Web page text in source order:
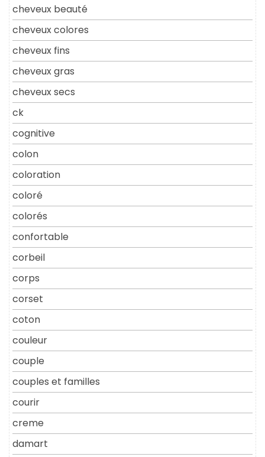
cheveux beauté
cheveux colores
cheveux fins
cheveux gras
cheveux secs
ck
cognitive
colon
coloration
coloré
colorés
confortable
corbeil
corps
corset
coton
couleur
couple
couples et familles
courir
creme
damart